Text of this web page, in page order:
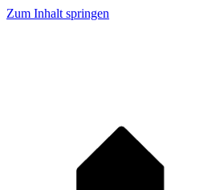
Zum Inhalt springen